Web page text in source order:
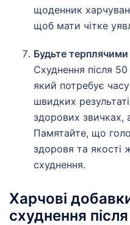
щоденник
щоб мати чітке
Будьте
Схуднення після
який потребує
швидких
здорових звичках,
Памятайте, що
здоровя та якості
схуднення.
Харчові
схуднення